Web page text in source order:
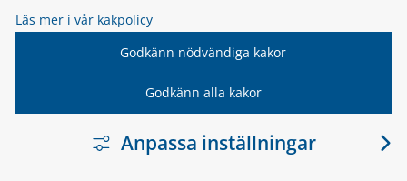
Läs mer i vår kakpolicy
Godkänn nödvändiga kakor
Godkänn alla kakor
Anpassa inställningar